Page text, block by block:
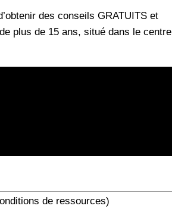
des conseils GRATUITS et
plus de 15 ans, situé dans le centre
de ressources)